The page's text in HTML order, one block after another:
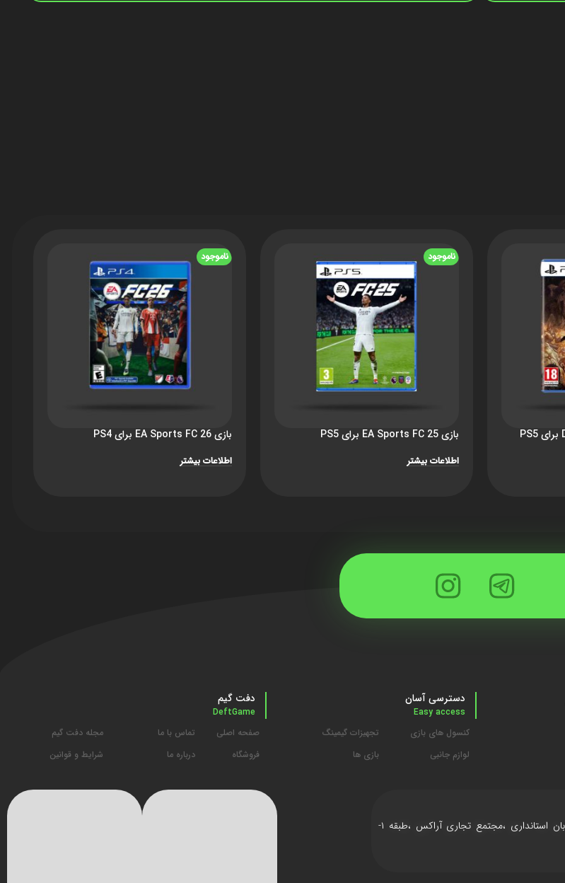
ناموجود
بازی EA Sports FC 25 برای PS5
اطلاعات بیشتر
ناموجود
بازی EA Sports FC 26 برای PS4
اطلاعات بیشتر
دسترسی آسان
Easy access
کنسول های بازی
لوازم جانبی
تجهیزات گیمینگ
بازی ها
دفت گیم
DeftGame
صفحه اصلی
فروشگاه
تماس با ما
درباره ما
مجله دفت گیم
شرایط و قوانین
کرج ،جهانشهر ،خیابان استانداری ،مجتمع تجاری آراکس ،طبقه ۱-